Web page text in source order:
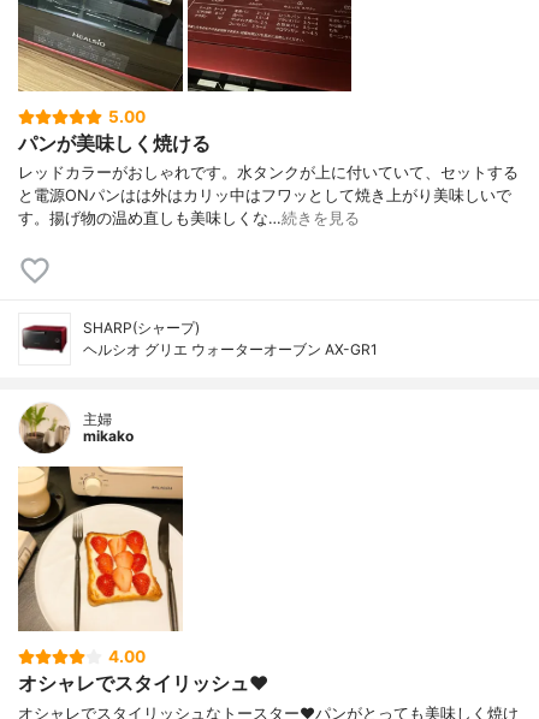
5.00
パンが美味しく焼ける
レッドカラーがおしゃれです。水タンクが上に付いていて、セットする
と電源ONパンはは外はカリッ中はフワッとして焼き上がり美味しいで
す。揚げ物の温め直しも美味しくな…続きを見る
SHARP(シャープ)
ヘルシオ グリエ ウォーターオーブン AX-GR1
主婦
mikako
4.00
オシャレでスタイリッシュ❤️
オシャレでスタイリッシュなトースター❤️パンがとっても美味しく焼け